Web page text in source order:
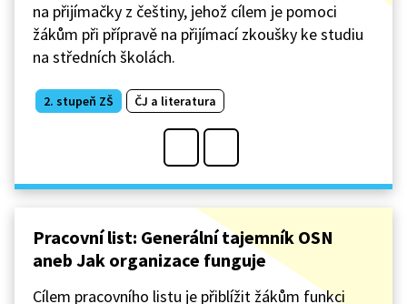
na přijímačky z češtiny, jehož cílem je pomoci
žákům při přípravě na přijímací zkoušky ke studiu
na středních školách.
2. stupeň ZŠ ČJ a literatura
Pracovní list: Generální tajemník OSN
aneb Jak organizace funguje
Cílem pracovního listu je přiblížit žákům funkci